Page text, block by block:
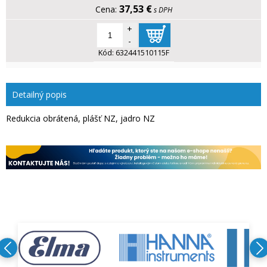
37,53 € s DPH
+
-
Kód: 632441510115F
Detailný popis
Redukcia obrátená, plášť NZ, jadro NZ